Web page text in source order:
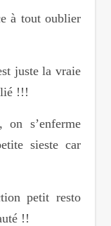
à tout oublier
juste la vraie
!!!
on s’enferme
sieste car
petit resto
!!